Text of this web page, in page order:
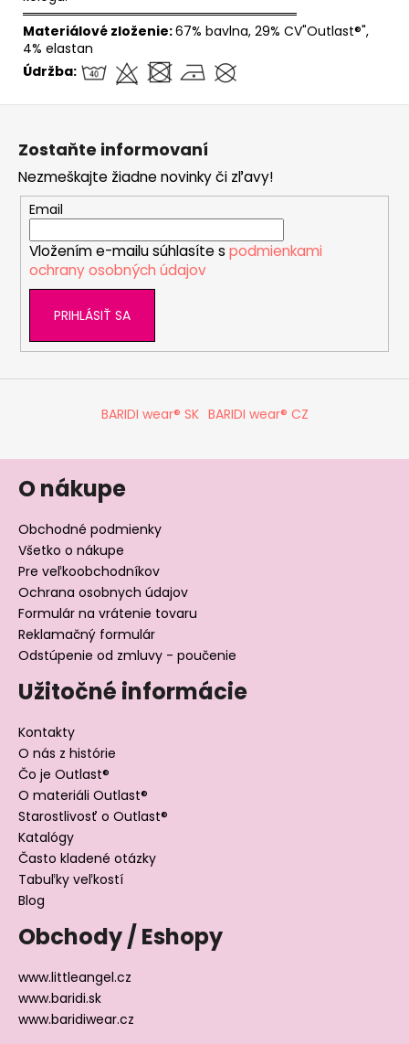
══════════════════════════════
Materiálové zloženie:67% bavlna, 29% CV"Outlast®",
4% elastan
Údržba:
Zostaňte informovaní
Nezmeškajte žiadne novinky či zľavy!
Email
Vložením e-mailu súhlasíte s podmienkami
ochrany osobných údajov
PRIHLÁSIŤ SA
BARIDI wear® SK BARIDI wear® CZ
O nákupe
Obchodné podmienky
Všetko o nákupe
Pre veľkoobchodníkov
Ochrana osobnych údajov
Formulár na vrátenie tovaru
Reklamačný formulár
Odstúpenie od zmluvy - poučenie
Užitočné informácie
Kontakty
O nás z histórie
Čo je Outlast®
O materiáli Outlast®
Starostlivosť o Outlast®
Katalógy
Často kladené otázky
Tabuľky veľkostí
Blog
Obchody / Eshopy
www.littleangel.cz
www.baridi.sk
www.baridiwear.cz